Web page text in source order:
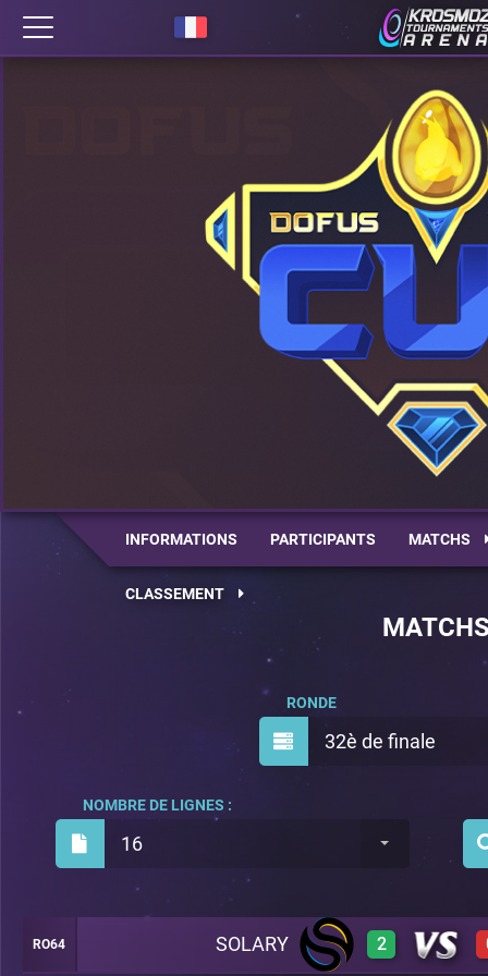
INFORMATIONS PARTICIPANTS MATCHS
CLASSEMENT
32è de finale
RONDE
16
NOMBRE DE LIGNES :
RO64 SOLARY 2